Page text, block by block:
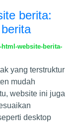
berita:
website-berita-
yang terstruktur
mudah
website ini juga
desktop